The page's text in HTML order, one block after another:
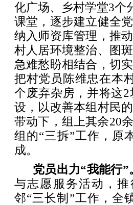
化广场、乡村学堂3个
课堂，逐步建立健全
纳入师资库管理，推
村人居环境整治、图
急难愁盼相结合，切
把村党员陈维忠在本
个废弃杂房，并将这
设，以改善本组村民
带动下，组上其余20
组的“三拆”工作，原
成。
党员出力“我能行”
与志愿服务活动，
邻“三长制”工作，全